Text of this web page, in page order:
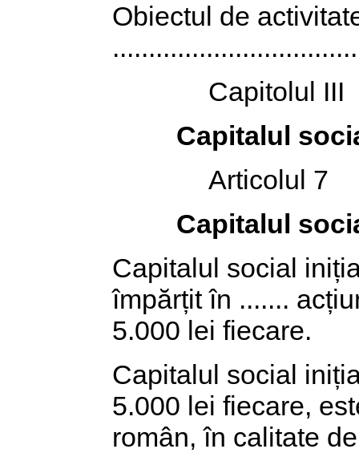
Obiectul de
Capitolul III
Capitalul
Articolul 7
Capitalul
Capitalul social
împărțit în .......
5.000 lei fiecare.
Capitalul social
5.000 lei fiecare,
român, în calitate